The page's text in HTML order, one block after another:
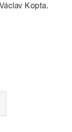
Kopta.